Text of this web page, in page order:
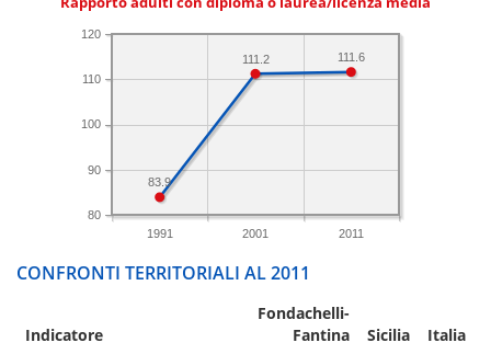
1991 2001 2011
80
90
100
110
120
111.6
111.2
83.9
CONFRONTI TERRITORIALI AL 2011
Indicatore
Fondachelli-
Fantina
Sicilia Italia